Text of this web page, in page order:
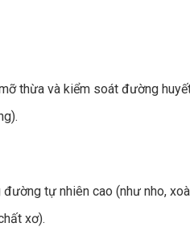
thừa và kiểm soát đường
tự nhiên cao (như nho,
xơ).